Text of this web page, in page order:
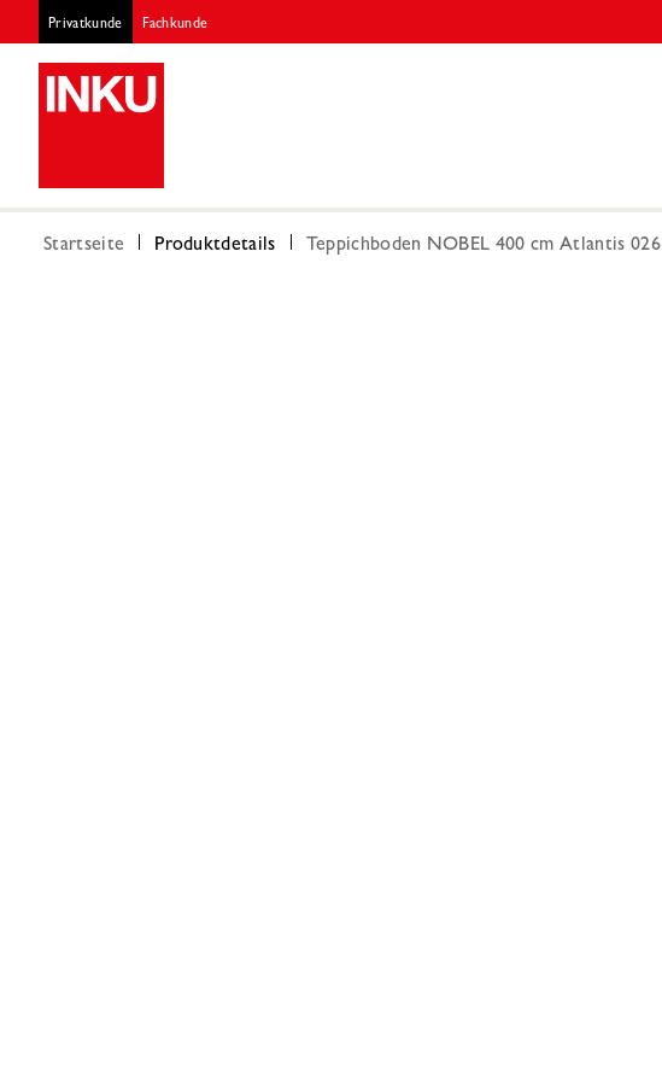
Privatkunde Fachkunde
Startseite Produktdetails Teppichboden NOBEL 400 cm Atlantis 026